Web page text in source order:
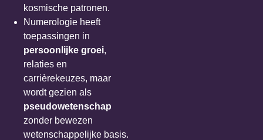
kosmische patronen.
Numerologie heeft
toepassingen in
persoonlijke groei,
relaties en
carrièrekeuzes, maar
wordt gezien als
pseudowetenschap
zonder bewezen
wetenschappelijke basis.